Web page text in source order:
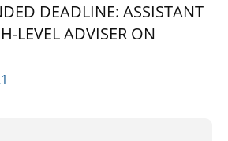
DEADLINE: ASSISTANT
LEVEL ADVISER ON